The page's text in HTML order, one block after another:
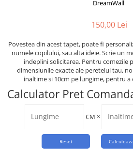
DreamWall
150,00 Lei
Povestea din acest tapet, poate fi
numele copilului, sau alta ideie. Scrie un
indeplini solicitarea. Pentru comezile
dimensiunile exacte ale peretelui tau,
inaltime si 10cm pe lungime, pentru
Calculator Pret
CM ×